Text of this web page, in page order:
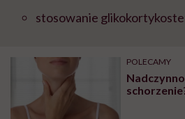
stosowanie
POLECAMY